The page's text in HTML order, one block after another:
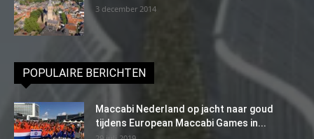
3 december 2014
POPULAIRE BERICHTEN
Maccabi Nederland op jacht naar goud
tijdens European Maccabi Games in...